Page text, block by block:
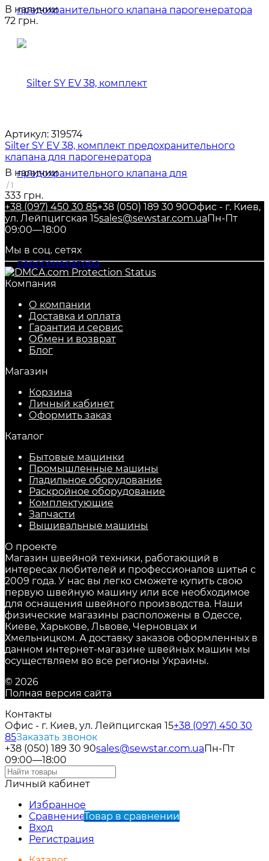
В наличии
72 грн.
Артикул: 319574
Silter SY EV 38, комплект предохранительного
клапана для парогенератора
В наличии
/ 1
333 грн.
+38 (097) 450 30 85+38 (050) 189 30 90Офис - г. Киев,
ул. Лейпцигская 15sales@sewstar.com.ua Пн-Пт
09:00—18:00
Мы в соц. сетях
Компания
О компании
Доставка и оплата
Гарантия и сервис
Обмен и возврат
Блог
Магазин
Корзина
Личный кабинет
Оформить заказ
Каталог
Бытовые машинки
Промышленные машины
Гладильное оборудование
Раскройное оборудование
Комплектующие
Запчасти
Вышивальные машины
О проекте
Магазин швейной техники, работающий в
интересах любителей и профессионалов шитья с
2009 года. У нас вы легко сможете купить свою
первую швейную машину или все необходимое
для оснащения швейного производства. Наши
физические магазины расположены в Одессе,
Киеве, Харькове, Львове, Черновцах и
Хмельницком. А доставку заказов оформленных в
данном интернет-магазине швейных машин мы
осуществляем во все регионы Украины.
© 2026
Полная версия сайта
Контакты
Офис - г. Киев, ул. Лейпцигская 15+38 (097) 450 30
85Заказать звонок
+38 (050) 189 30 90sales@sewstar.com.ua Пн-Пт
09:00—18:00
Личный кабинет
Избранное
СравнениеТовар в сравнении
Вход
Регистрация